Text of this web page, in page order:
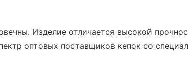
Изделие отличается высокой
оптовых поставщиков кепок со